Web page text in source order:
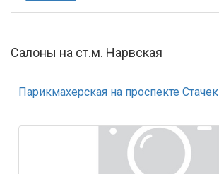
Салоны на ст.м. Нарвская
Парикмахерская на проспекте Стачек